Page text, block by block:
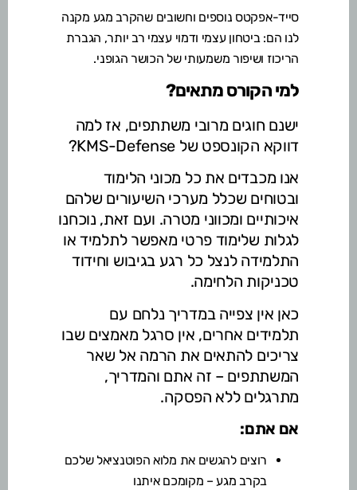
סייד-אפקטס נוספים וחשובים שהקרב מגע מקנה
לנו הם: ביטחון עצמי ודמוי עצמי רב יותר, הגברת
הריכוז ושיפור משמעותי של הכושר הגופני.
למי הקורס מתאים?
ישנם חוגים מרובי משתתפים, אז למה
דווקא הקונספט של KMS-Defense?
אנו מכבדים את כל מכוני הלימוד
ובטוחים שכלל מערכי השיעורים שלהם
איכותיים ומכווני מטרה. ועם זאת, נוכחנו
לגלות שלימוד פרטי מאפשר לתלמיד או
התלמידה לנצל כל רגע בגיבוש וחידוד
טכניקות הלחימה.
כאן אין צפייה במדריך נלחם עם
תלמידים אחרים, אין סרגל מאמצים שבו
צריכים להתאים את הרמה אל שאר
המשתתפים – זה אתם והמדריך,
מתרגלים ללא הפסקה.
אם אתם:
רוצים להגשים את מלוא הפוטנציאל שלכם
בקרב מגע – מקומכם איתנו